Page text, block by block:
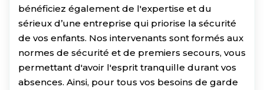
bénéficiez également de l'expertise et du
sérieux d’une entreprise qui priorise la sécurité
de vos enfants. Nos intervenants sont formés aux
normes de sécurité et de premiers secours, vous
permettant d'avoir l'esprit tranquille durant vos
absences. Ainsi, pour tous vos besoins de garde